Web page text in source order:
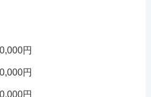
円
円
円